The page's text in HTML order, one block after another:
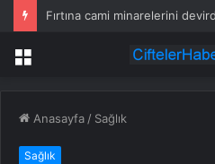
Fırtına cami minarelerini
Menü
Anasayfa / Sağlık
Sağlık